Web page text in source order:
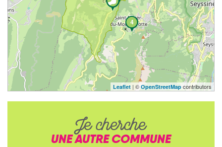
4
Leaflet | © OpenStreetMap contributors
Je cherche
UNE AUTRE COMMUNE